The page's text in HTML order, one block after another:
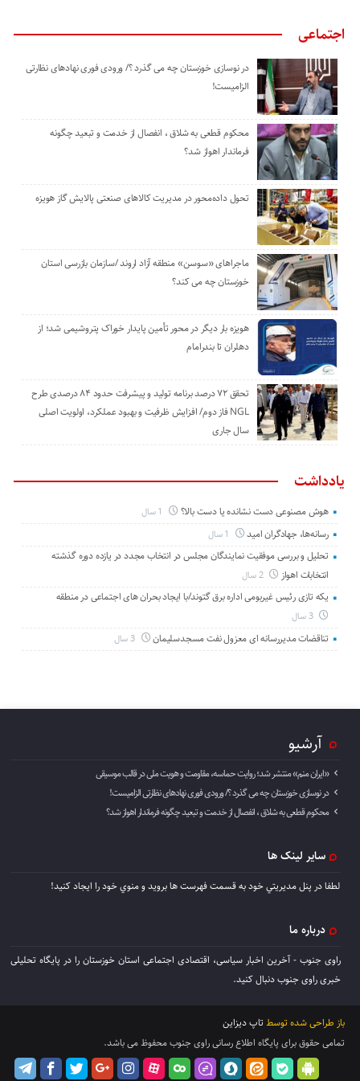
اجتماعی
در نوسازی خوزستان چه می گذرد ؟/ ورودی فوری نهادهای نظارتی
الزامیست!
محکوم قطعی به شلاق ، انفصال از خدمت و تبعید چگونه
فرماندار اهواز شد؟
تحول داده‌محور در مدیریت کالاهای صنعتی پالایش گاز هویزه
ماجراهای «سوسن» منطقه آزاد اروند /سازمان بازرسی استان
خوزستان چه می کند؟
هویزه بار دیگر در محور تأمین پایدار خوراک پتروشیمی شد؛ از
دهلران تا بندرامام
تحقق ۷۲ درصد برنامه تولید و پیشرفت حدود ۸۴ درصدی طرح
NGL فاز دوم/ افزایش ظرفیت و بهبود عملکرد، اولویت اصلی
سال جاری
یادداشت
هوش مصنوعی دست نشانده یا دست بالا؟
رسانه‌ها، جهادگران امید
تحلیل و بررسی موفقیت نمایندگان مجلس در انتخاب مجدد در یازده دوره گذشته
انتخابات اهواز
2 سال
یکه تازی رئیس غیربومی اداره برق گتوند/با ایجاد بحران های اجتماعی در منطقه
3 سال
تناقضات مدیررسانه ای معزول نفت مسجدسلیمان 3 سال
آرشیو
«ایران منم» منتشر شد؛ روایت حماسه، مقاومت و هویت ملی در قالب موسیقی
در نوسازی خوزستان چه می گذرد ؟/ ورودی فوری نهادهای نظارتی الزامیست!
محکوم قطعی به شلاق ، انفصال از خدمت و تبعید چگونه فرماندار اهواز شد؟
سایر لینک ها
لطفا در پنل مديريتي خود به قسمت فهرست ها برويد و منوي خود را ايجاد كنيد!
درباره ما
راوی جنوب - آخرین اخبار سیاسی، اقتصادی اجتماعی استان خوزستان را در پایگاه تحلیلی
خبری راوی جنوب دنبال کنید.
باز طراحی شده توسط تاپ دیزاین
تمامی حقوق برای پایگاه اطلاع رسانی راوی جنوب محفوظ می باشد.